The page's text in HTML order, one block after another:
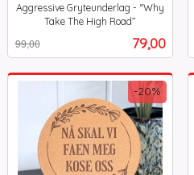
Aggressive Gryteunderlag - “Why
Take The High Road”
Tilbud
79,00
99,00
mva.
-20%